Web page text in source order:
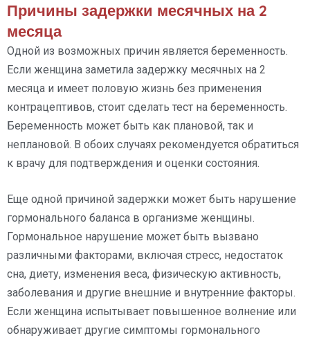
Причины задержки месячных на 2
месяца
Одной из возможных причин является беременность.
Если женщина заметила задержку месячных на 2
месяца и имеет половую жизнь без применения
контрацептивов, стоит сделать тест на беременность.
Беременность может быть как плановой, так и
неплановой. В обоих случаях рекомендуется обратиться
к врачу для подтверждения и оценки состояния.
Еще одной причиной задержки может быть нарушение
гормонального баланса в организме женщины.
Гормональное нарушение может быть вызвано
различными факторами, включая стресс, недостаток
сна, диету, изменения веса, физическую активность,
заболевания и другие внешние и внутренние факторы.
Если женщина испытывает повышенное волнение или
обнаруживает другие симптомы гормонального